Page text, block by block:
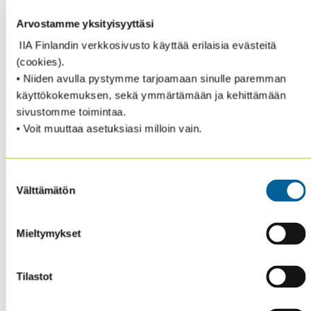
Arvostamme yksityisyyttäsi
IIA Finlandin verkkosivusto käyttää erilaisia evästeitä
(cookies).
• Niiden avulla pystymme tarjoamaan sinulle paremman
käyttökokemuksen, sekä ymmärtämään ja kehittämään
sivustomme toimintaa.
• Voit muuttaa asetuksiasi milloin vain.
valinta
Välttämätön
Mieltymykset
Tilastot
• Lisää verkkosivulla:InternalAuditor.org
tarjoaa myös online-artikkeleita, blogeja,
jne
• Uutiskirjeen tärpit : voit myös lisäksi
kahdesti kuussa ilmestyvän uutiskirjeen,
joka tutustuttaa sinut digilehden ja
verkkosivun vain jäsenille rajattuun
lehteen sekä muihin jäsenetuihin!
AI IN ACTION